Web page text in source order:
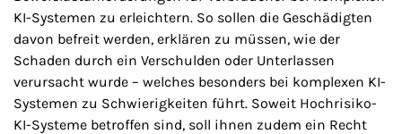
KI-Systemen zu erleichtern. So sollen die Geschädigten
davon befreit werden, erklären zu müssen, wie der
Schaden durch ein Verschulden oder Unterlassen
verursacht wurde – welches besonders bei komplexen KI-
Systemen zu Schwierigkeiten führt. Soweit Hochrisiko-
KI-Systeme betroffen sind, soll ihnen zudem ein Recht